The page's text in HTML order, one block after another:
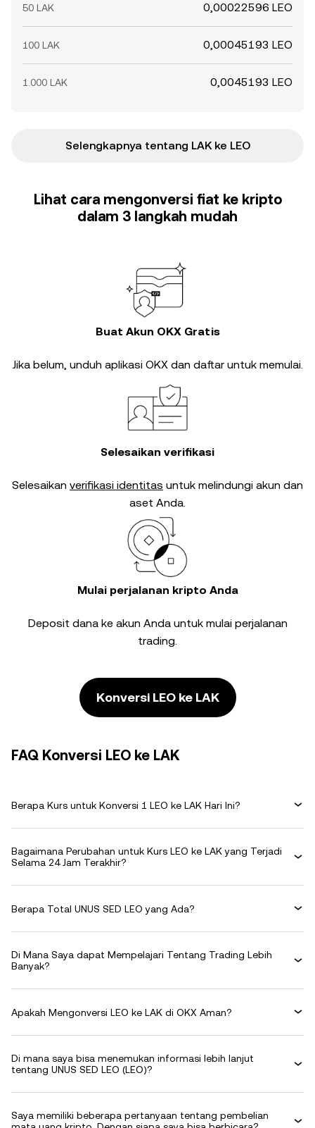
50 LAK 0,00022596 LEO
100 LAK 0,00045193 LEO
1.000 LAK 0,0045193 LEO
Selengkapnya tentang LAK ke LEO
Lihat cara mengonversi fiat ke kripto
dalam 3 langkah mudah
Buat Akun OKX Gratis
Jika belum, unduh aplikasi OKX dan daftar untuk memulai.
Selesaikan verifikasi
Selesaikan verifikasi identitas untuk melindungi akun dan
aset Anda.
Mulai perjalanan kripto Anda
Deposit dana ke akun Anda untuk mulai perjalanan
trading.
Konversi LEO ke LAK
FAQ Konversi LEO ke LAK
Berapa Kurs untuk Konversi 1 LEO ke LAK Hari Ini?
Bagaimana Perubahan untuk Kurs LEO ke LAK yang Terjadi
Selama 24 Jam Terakhir?
Berapa Total UNUS SED LEO yang Ada?
Di Mana Saya dapat Mempelajari Tentang Trading Lebih
Banyak?
Apakah Mengonversi LEO ke LAK di OKX Aman?
Di mana saya bisa menemukan informasi lebih lanjut
tentang UNUS SED LEO (LEO)?
Saya memiliki beberapa pertanyaan tentang pembelian